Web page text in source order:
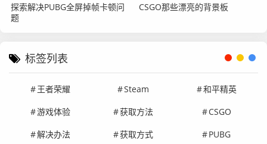
探索解决PUBG全屏掉帧卡顿问
题
CSGO那些漂亮的背景板
标签列表
王者荣耀 Steam
和平精英
游戏体验
获取方法
CSGO
解决办法
获取方式 PUBG